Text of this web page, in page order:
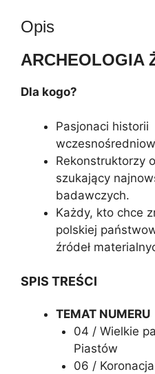
i
v
e
:
Opis
ARCHEOLOGIA
Dla kogo?
Pasjonaci historii
Rekonstruktorzy
szukający
badawczych.
Każdy, kto chce
polskiej
źródeł
SPIS TREŚCI
TEMAT NUMERU
04 / Wielkie
Piastów
06 /